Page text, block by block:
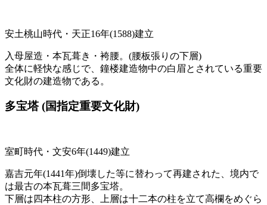
安土桃山時代・天正16年(1588)建立
入母屋造・本瓦葺き・袴腰。(腰板張りの下層)
全体に軽快な感じで、鐘楼建造物中の白眉とされている重要
文化財の建造物である。
多宝塔 (国指定重要文化財)
室町時代・文安6年(1449)建立
嘉吉元年(1441年)倒壊した等に替わって再建された、境内で
は最古の本瓦葺三間多宝塔。
下層は四本柱の方形、上層は十二本の柱を立て高欄をめぐら